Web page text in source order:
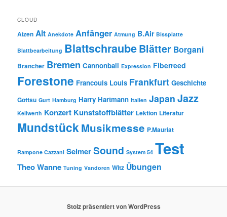
CLOUD
Aizen Alt Anekdote Anfänger Atmung B.Air Bissplatte
Blattbearbeitung BlattschraubeBlätter Borgani
Brancher Bremen Cannonball Expression Fiberreed
Forestone Francouis Louis Frankfurt Geschichte
Gottsu Gurt Hamburg Harry Hartmann Italien Japan Jazz
Keilwerth Konzert Kunststoffblätter Lektion Literatur
MundstückMusikmesse P.Mauriat
Rampone Cazzani SelmerSound System 54 Test
Theo Wanne Tuning Vandoren Witz Übungen
Stolz präsentiert von WordPress